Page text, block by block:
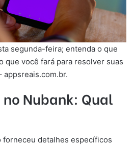
segunda-feira; entenda o que
que você fará para resolver suas
appsreais.com.br.
Nubank: Qual
forneceu detalhes específicos